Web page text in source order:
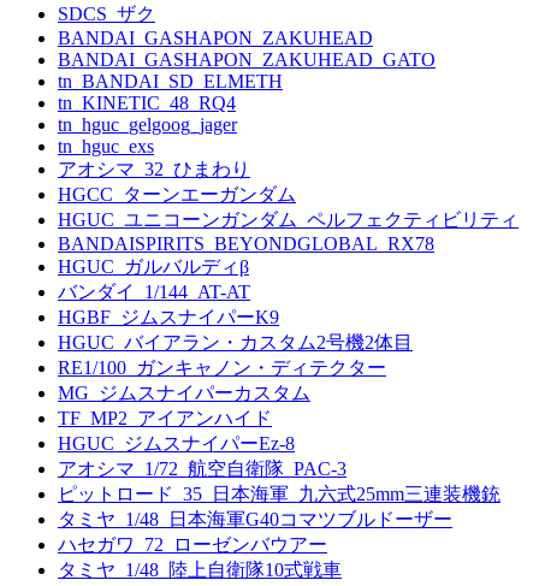
SDCS_ザク
BANDAI_GASHAPON_ZAKUHEAD
BANDAI_GASHAPON_ZAKUHEAD_GATO
tn_BANDAI_SD_ELMETH
tn_KINETIC_48_RQ4
tn_hguc_gelgoog_jager
tn_hguc_exs
アオシマ_32_ひまわり
HGCC_ターンエーガンダム
HGUC_ユニコーンガンダム_ペルフェクティビリティ
BANDAISPIRITS_BEYONDGLOBAL_RX78
HGUC_ガルバルディβ
バンダイ_1/144_AT-AT
HGBF_ジムスナイパーK9
HGUC_バイアラン・カスタム2号機2体目
RE1/100_ガンキャノン・ディテクター
MG_ジムスナイパーカスタム
TF_MP2_アイアンハイド
HGUC_ジムスナイパーEz-8
アオシマ_1/72_航空自衛隊_PAC-3
ピットロード_35_日本海軍_九六式25mm三連装機銃
タミヤ_1/48_日本海軍G40コマツブルドーザー
ハセガワ_72_ローゼンバウアー
タミヤ_1/48_陸上自衛隊10式戦車